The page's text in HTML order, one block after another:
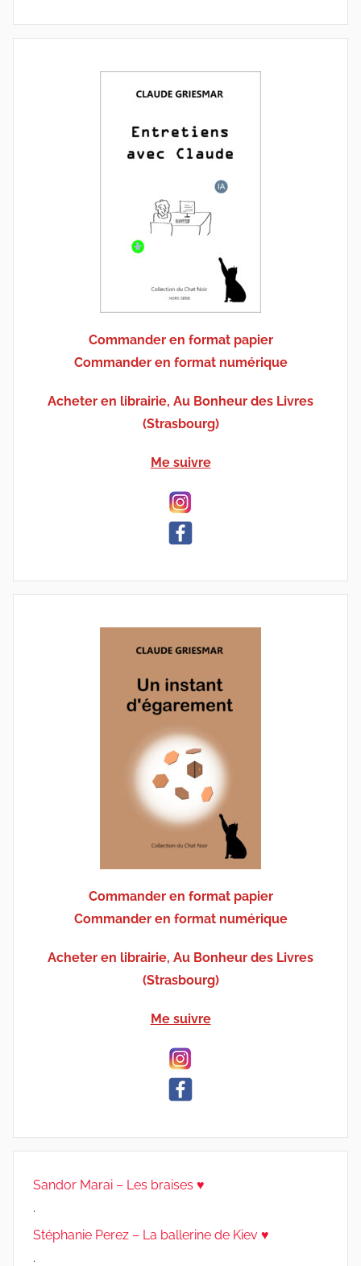
Commander en format papier
Commander en format numérique
Acheter en librairie, Au Bonheur des Livres
(Strasbourg)
Me suivre
Commander en format papier
Commander en format numérique
Acheter en librairie, Au Bonheur des Livres
(Strasbourg)
Me suivre
Sandor Marai – Les braises ♥
.
Stéphanie Perez – La ballerine de Kiev ♥
.